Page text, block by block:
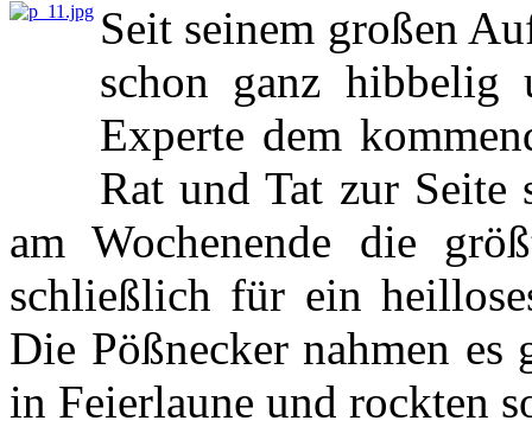
Seit seinem großen
schon ganz
Experte dem
Rat und Tat zur Seite
am Wochenende die
schließlich für ein
Die Pößnecker nahmen es
in Feierlaune und rockten